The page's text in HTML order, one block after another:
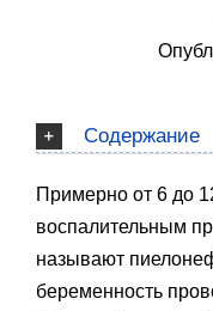
Содержание
Примерно от 6 до
воспалительным
называют
беременность